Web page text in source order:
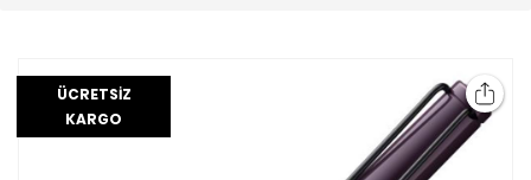
ÜCRETSIZ
KARGO